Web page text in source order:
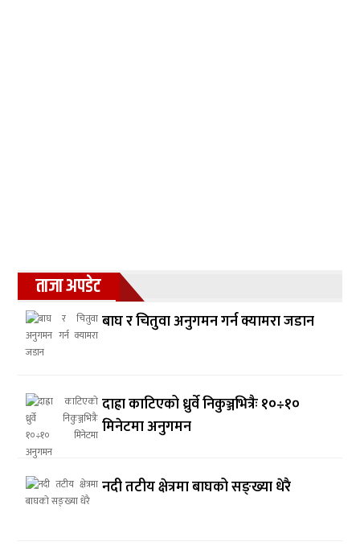
ताजा अपडेट
बाघ र चितुवा अनुगमन गर्न क्यामरा जडान
दाह्रा काटिएको ध्रुर्वे निकुञ्जभित्रैः १०÷१०
मिनेटमा अनुगमन
नदी तटीय क्षेत्रमा बाघको सङ्ख्या धेरै